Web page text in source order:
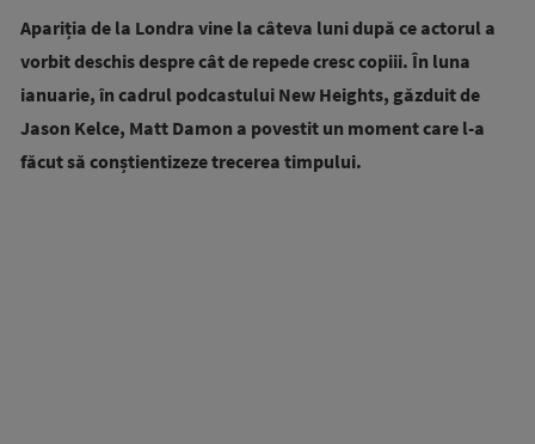
Apariția de la Londra vine la câteva luni după ce actorul a
vorbit deschis despre cât de repede cresc copiii. În luna
ianuarie, în cadrul podcastului New Heights, găzduit de
Jason Kelce, Matt Damon a povestit un moment care l-a
făcut să conștientizeze trecerea timpului.